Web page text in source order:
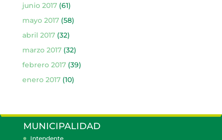
junio 2017(61)
mayo 2017(58)
abril 2017(32)
marzo 2017(32)
febrero 2017(39)
enero 2017(10)
MUNICIPALIDAD
Intendente